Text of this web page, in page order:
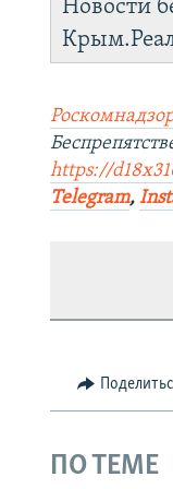
Новости
https://
Telegram,
ПО ТЕМЕ